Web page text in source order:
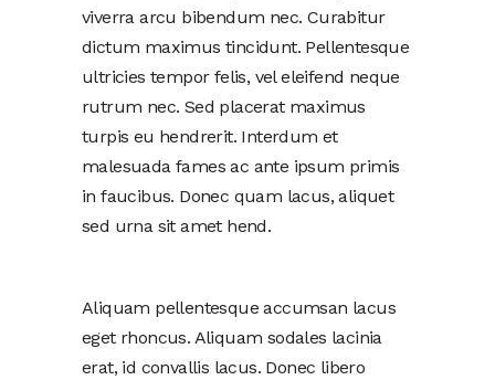
viverra arcu bibendum nec. Curabitur
dictum maximus tincidunt. Pellentesque
ultricies tempor felis, vel eleifend neque
rutrum nec. Sed placerat maximus
turpis eu hendrerit. Interdum et
malesuada fames ac ante ipsum primis
in faucibus. Donec quam lacus, aliquet
sed urna sit amet hend.
Aliquam pellentesque accumsan lacus
eget rhoncus. Aliquam sodales lacinia
erat, id convallis lacus. Donec libero